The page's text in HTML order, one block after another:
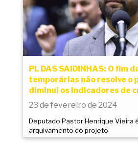
PL DAS SAIDINHAS: O fim
temporárias não resolve o
diminui os indicadores de
23 de fevereiro de 2024
Deputado Pastor Henrique Vieira
arquivamento do projeto